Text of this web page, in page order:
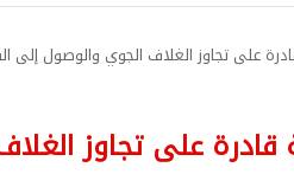
على تجاوز الغلاف الجوي والوصول إلى
قادرة على تجاوز